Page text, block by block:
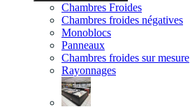
Chambres Froides
Chambres froides négatives
Monoblocs
Panneaux
Chambres froides sur mesure
Rayonnages